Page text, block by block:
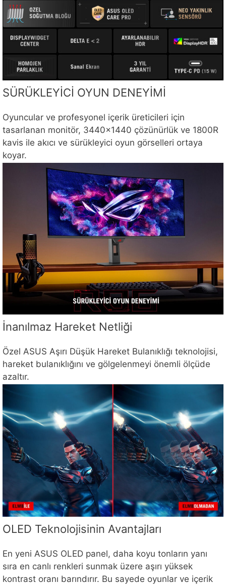
SÜRÜKLEYİCİ OYUN DENEYİMİ
Oyuncular ve profesyonel içerik üreticileri için
tasarlanan monitör, 3440×1440 çözünürlük ve 1800R
kavis ile akıcı ve sürükleyici oyun görselleri ortaya
koyar.
İnanılmaz Hareket Netliği
Özel ASUS Aşırı Düşük Hareket Bulanıklığı teknolojisi,
hareket bulanıklığını ve gölgelenmeyi önemli ölçüde
azaltır.
OLED Teknolojisinin Avantajları
En yeni ASUS OLED panel, daha koyu tonların yanı
sıra en canlı renkleri sunmak üzere aşırı yüksek
kontrast oranı barındırır. Bu sayede oyunlar ve içerik